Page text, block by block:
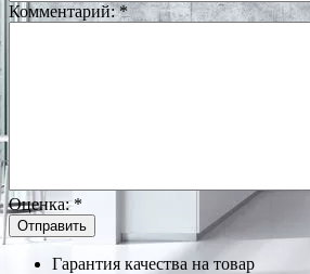
Комментарий:*
Оценка:*
Гарантия качества на товар